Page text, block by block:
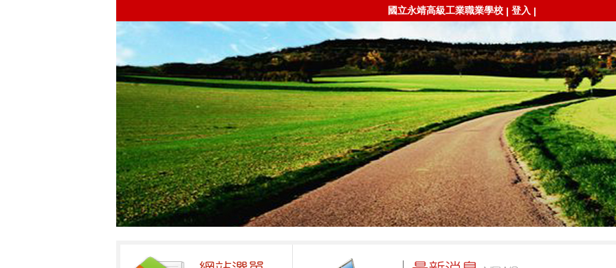
國立永靖高級工業職業學校 | 登入 |